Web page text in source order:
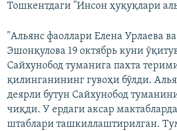
Тошкентдаги "Инсон ҳуқуқлари
"Альянс фаоллари Елена Урлаева
Эшонқулова 19 октябрь куни
Сайхунобод туманига пахта
қилинганининг гувоҳи бӯлди.
деярли бутун Сайхунобод
чиқди. У ердаги аксар
штаблари ташкиллаштирилган.